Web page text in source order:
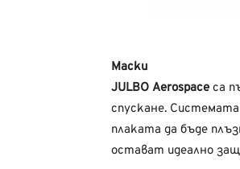
Маски
JULBO Aerospace са
спускане.
плаката да бъде
остават идеално